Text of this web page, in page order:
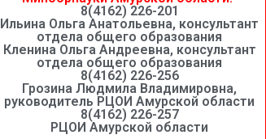
8(4162) 226-201
Ильина Ольга Анатольевна, консультант
отдела общего образования
Кленина Ольга Андреевна, консультант
отдела общего образования
8(4162) 226-256
Грозина Людмила Владимировна,
руководитель РЦОИ Амурской области
8(4162) 226-257
РЦОИ Амурской области